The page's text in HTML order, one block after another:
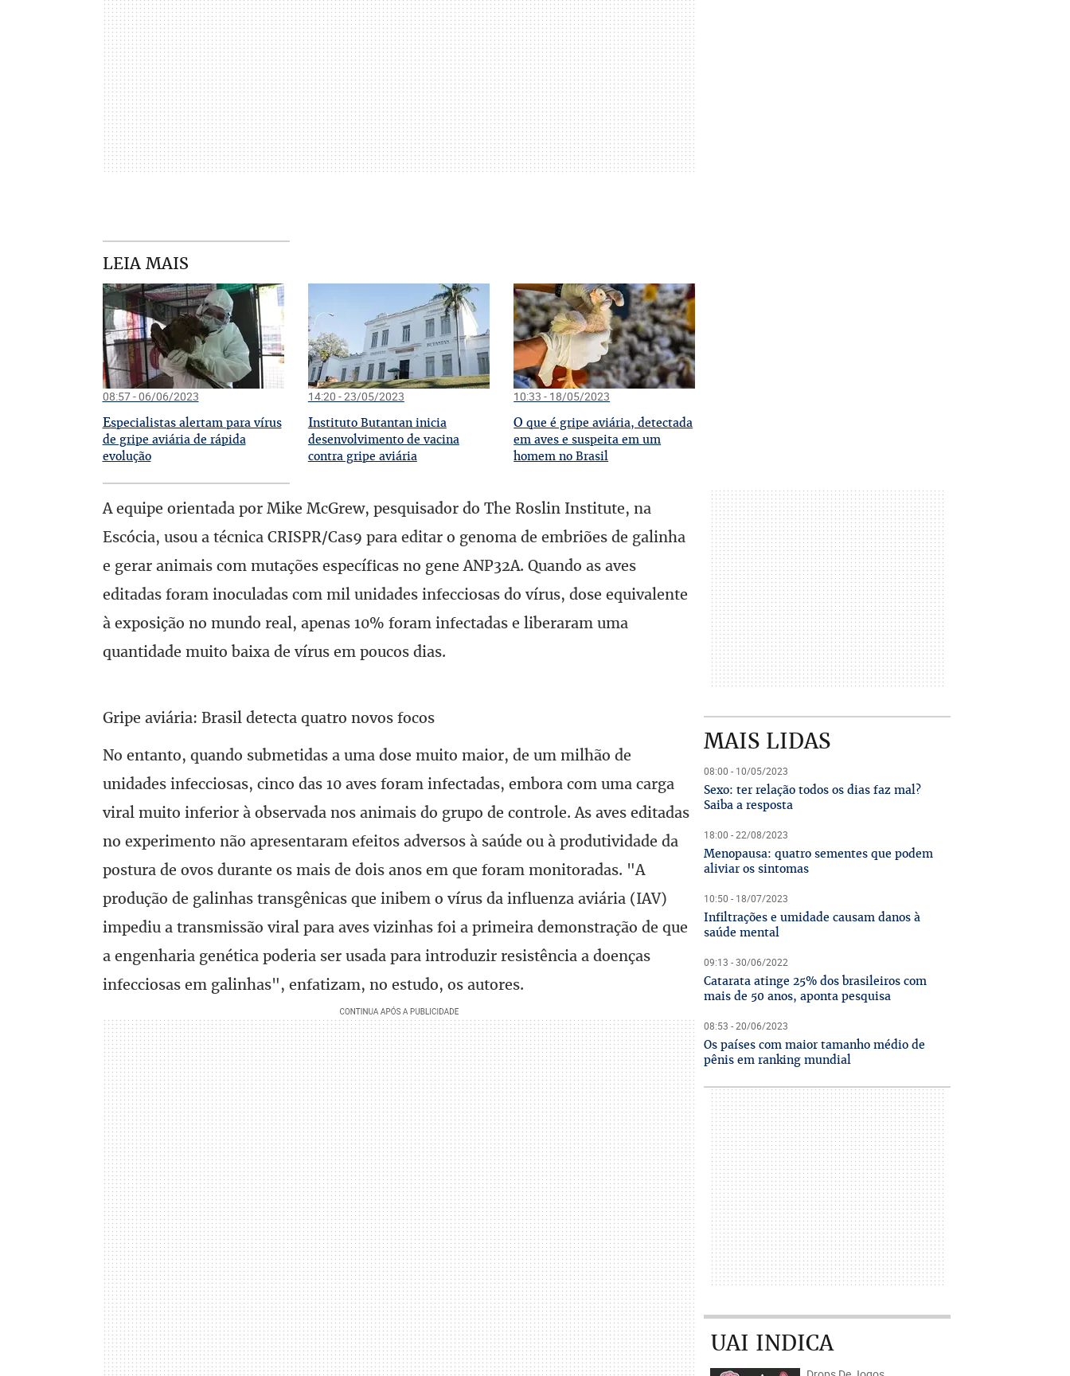
LEIA MAIS
08:57 - 06/06/2023
Especialistas alertam para vírus
de gripe aviária de rápida
evolução
14:20 - 23/05/2023
Instituto Butantan inicia
desenvolvimento de vacina
contra gripe aviária
10:33 - 18/05/2023
O que é gripe aviária, detectada
em aves e suspeita em um
homem no Brasil
A equipe orientada por Mike McGrew, pesquisador do The Roslin Institute, na
Escócia, usou a técnica CRISPR/Cas9 para editar o genoma de embriões de galinha
e gerar animais com mutações específicas no gene ANP32A. Quando as aves
editadas foram inoculadas com mil unidades infecciosas do vírus, dose equivalente
à exposição no mundo real, apenas 10% foram infectadas e liberaram uma
quantidade muito baixa de vírus em poucos dias.
Gripe aviária: Brasil detecta quatro novos focos
No entanto, quando submetidas a uma dose muito maior, de um milhão de
unidades infecciosas, cinco das 10 aves foram infectadas, embora com uma carga
viral muito inferior à observada nos animais do grupo de controle. As aves editadas
no experimento não apresentaram efeitos adversos à saúde ou à produtividade da
postura de ovos durante os mais de dois anos em que foram monitoradas. "A
produção de galinhas transgênicas que inibem o vírus da influenza aviária (IAV)
impediu a transmissão viral para aves vizinhas foi a primeira demonstração de que
a engenharia genética poderia ser usada para introduzir resistência a doenças
infecciosas em galinhas", enfatizam, no estudo, os autores.
MAIS LIDAS
08:00 - 10/05/2023
Sexo: ter relação todos os dias faz mal?
Saiba a resposta
18:00 - 22/08/2023
Menopausa: quatro sementes que podem
aliviar os sintomas
10:50 - 18/07/2023
Infiltrações e umidade causam danos à
saúde mental
09:13 - 30/06/2022
Catarata atinge 25% dos brasileiros com
mais de 50 anos, aponta pesquisa
08:53 - 20/06/2023
Os países com maior tamanho médio de
pênis em ranking mundial
UAI INDICA